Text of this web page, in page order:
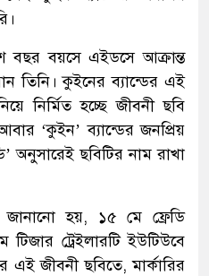
বছর বয়সে এইডসে আক্রান্ত
তিনি। কুইনের ব্যান্ডের এই
নির্মিত হচ্ছে জীবনী ছবি
‘কুইন’ ব্যান্ডের জনপ্রিয়
অনুসারেই ছবিটির নাম রাখা
জানানো হয়, ১৫ মে ফ্রেডি
টিজার ট্রেইলারটি ইউটিউবে
এই জীবনী ছবিতে, মার্কারির